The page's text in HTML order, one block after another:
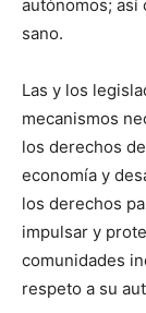
autónomos; así
sano.
Las y los
mecanismos
los derechos
economía y
los derechos
impulsar y
comunidades
respeto a su